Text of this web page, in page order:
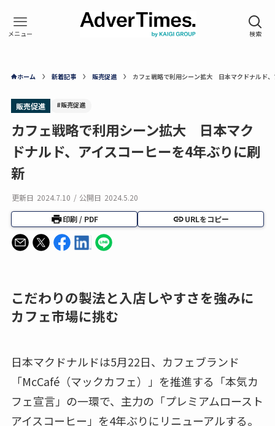
ホーム 新着記事 販売促進 カフェ戦略で利用シーン拡大 日本マクドナルド
販売促進 #販売促進
カフェ戦略で利用シーン拡大 日本マク
ドナルド、アイスコーヒーを4年ぶりに刷
新
更新日 2024.7.10 / 公開日 2024.5.20
印刷 / PDF URLをコピー
こだわりの製法と入店しやすさを強みに
カフェ市場に挑む
日本マクドナルドは5月22日、カフェブランド
「McCafé（マックカフェ）」を推進する「本気カ
フェ宣言」の一環で、主力の「プレミアムロースト
アイスコーヒー」を4年ぶりにリニューアルする。